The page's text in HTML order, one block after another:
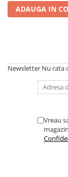
spalatorii auto
ADAUGA IN
Newsletter Nu rata
Vreau